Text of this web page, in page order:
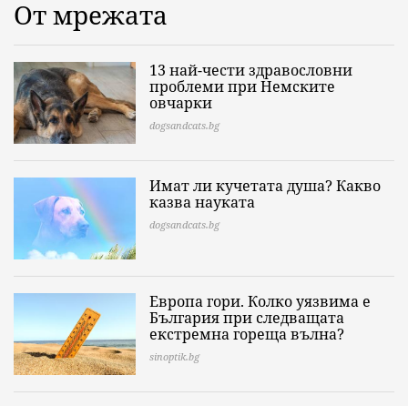
От мрежата
13 най-чести здравословни
проблеми при Немските
овчарки
dogsandcats.bg
Имат ли кучетата душа? Какво
казва науката
dogsandcats.bg
Европа гори. Колко уязвима е
България при следващата
екстремна гореща вълна?
sinoptik.bg